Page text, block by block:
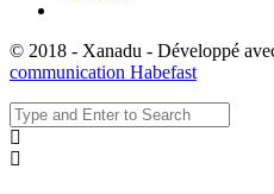
© 2018 - Xanadu - Développé
communication Habefast